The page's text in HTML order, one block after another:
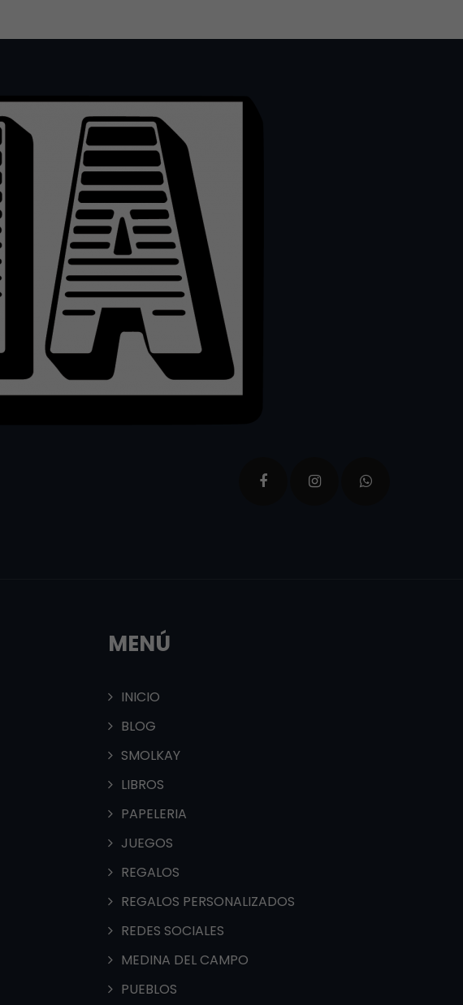
MENÚ
INICIO
BLOG
SMOLKAY
LIBROS
PAPELERIA
JUEGOS
REGALOS
REGALOS PERSONALIZADOS
REDES SOCIALES
MEDINA DEL CAMPO
PUEBLOS